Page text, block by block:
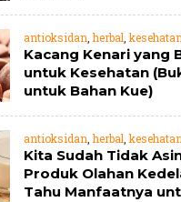
antioksidan ,herbal kesehatan
Kacang Kenari yang
untuk Kesehatan
untuk Bahan Kue)
antioksidan ,herbal kesehatan
Kita Sudah Tidak
Produk Olahan
Tahu Manfaatnya